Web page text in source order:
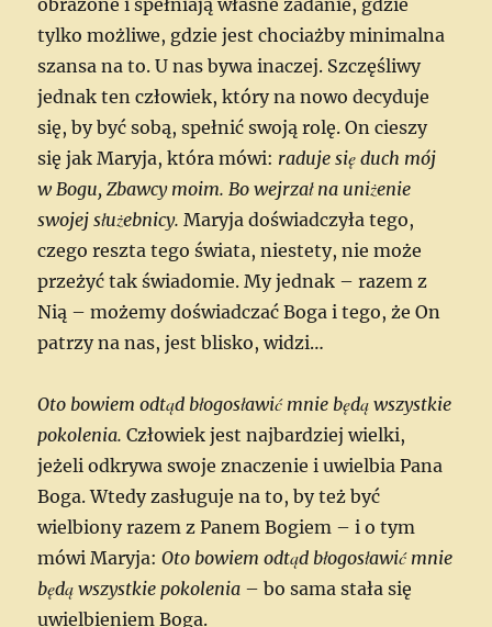
tylko możliwe, gdzie jest chociażby minimalna
szansa na to. U nas bywa inaczej. Szczęśliwy
jednak ten człowiek, który na nowo decyduje
się, by być sobą, spełnić swoją rolę. On cieszy
się jak Maryja, która mówi: raduje się duch mój
w Bogu, Zbawcy moim. Bo wejrzał na uniżenie
swojej służebnicy. Maryja doświadczyła tego,
czego reszta tego świata, niestety, nie może
przeżyć tak świadomie. My jednak – razem z
Nią – możemy doświadczać Boga i tego, że On
patrzy na nas, jest blisko, widzi…
Oto bowiem odtąd błogosławić mnie będą wszystkie
pokolenia. Człowiek jest najbardziej wielki,
jeżeli odkrywa swoje znaczenie i uwielbia Pana
Boga. Wtedy zasługuje na to, by też być
wielbiony razem z Panem Bogiem – i o tym
mówi Maryja:Oto bowiem odtąd błogosławić mnie
będą wszystkie pokolenia – bo sama stała się
uwielbieniem Boga.